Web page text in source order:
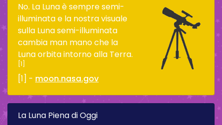
No. La Luna è sempre semi-
illuminata e la nostra visuale
sulla Luna semi-illuminata
cambia man mano che la
Luna orbita intorno alla Terra.
[1]
[1] - moon.nasa.gov
La Luna Piena di Oggi